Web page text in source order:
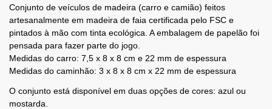
Conjunto de veículos de madeira (carro e camião) feitos
artesanalmente em madeira de faia certificada pelo FSC e
pintados à mão com tinta ecológica. A embalagem de papelão foi
pensada para fazer parte do jogo.
Medidas do carro: 7,5 x 8 x 8 cm e 22 mm de espessura
Medidas do caminhão: 3 x 8 x 8 cm x 22 mm de espessura
O conjunto está disponível em duas opções de cores: azul ou
mostarda.